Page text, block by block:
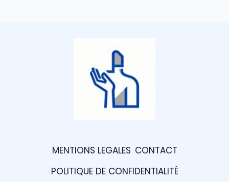
MENTIONS LEGALES CONTACT
POLITIQUE DE CONFIDENTIALITÉ